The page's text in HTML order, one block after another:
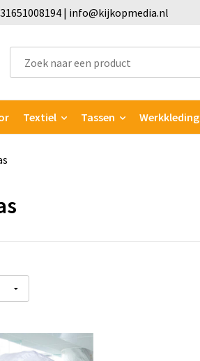
| info@kijkopmedia.nl
Textiel Tassen Werkkleding